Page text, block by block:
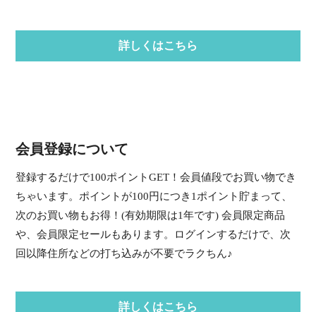
詳しくはこちら
会員登録について
登録するだけで100ポイントGET！会員値段でお買い物でき
ちゃいます。ポイントが100円につき1ポイント貯まって、
次のお買い物もお得！(有効期限は1年です) 会員限定商品
や、会員限定セールもあります。ログインするだけで、次
回以降住所などの打ち込みが不要でラクちん♪
詳しくはこちら